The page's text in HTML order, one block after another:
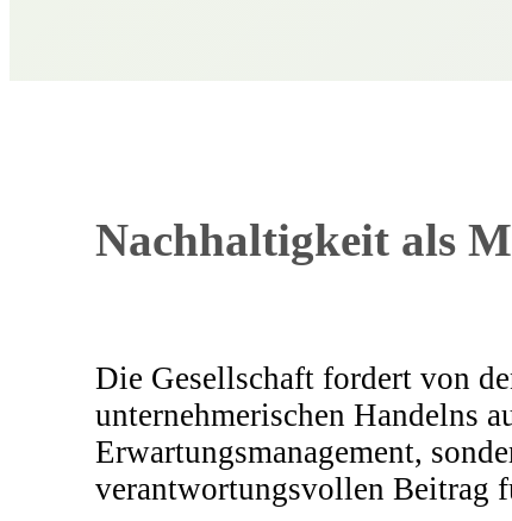
Nachhaltigkeit als
Die Gesellschaft fordert von
unternehmerischen Handelns
Erwartungsmanagement,
verantwortungsvollen Beitrag